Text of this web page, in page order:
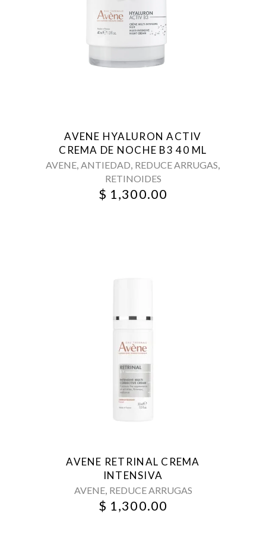
AVENE HYALURON ACTIV
CREMA DE NOCHE B3 40 ML
AVENE, ANTIEDAD, REDUCE ARRUGAS,
RETINOIDES
$ 1,300.00
AVENE RETRINAL CREMA
INTENSIVA
AVENE, REDUCE ARRUGAS
$ 1,300.00